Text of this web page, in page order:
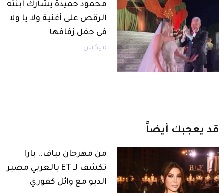
محمود حميدة يشارك ابنته
الرقص على أغنية ولا يا ولا
في حفل زفافها
ميكس
قد يعجبك أيضاً
من مهرجان بياف.. يارا
تكشف لـ ET بالعربي مصير
الديو مع وائل كفوري